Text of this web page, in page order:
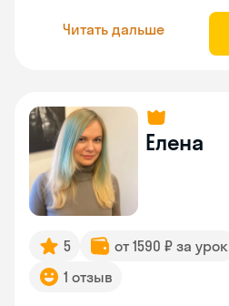
Читать дальше
Елена
5 от 1590 ₽ за урок
1 отзыв